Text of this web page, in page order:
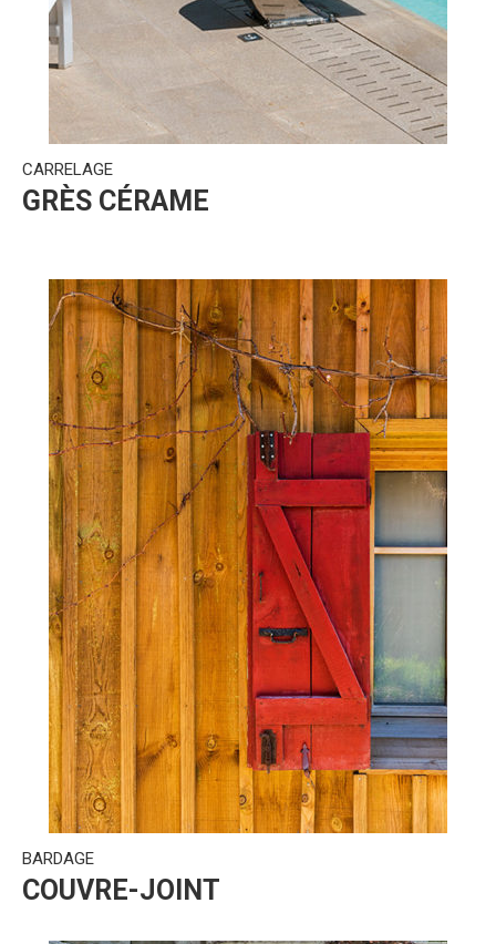
CARRELAGE
GRÈS CÉRAME
BARDAGE
COUVRE-JOINT